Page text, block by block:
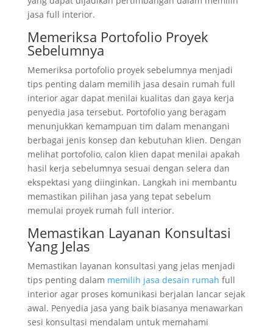
jasa full interior.
Memeriksa Portofolio Proyek
Sebelumnya
Memeriksa portofolio proyek sebelumnya menjadi
tips penting dalam memilih jasa desain rumah full
interior agar dapat menilai kualitas dan gaya kerja
penyedia jasa tersebut. Portofolio yang beragam
menunjukkan kemampuan tim dalam menangani
berbagai jenis konsep dan kebutuhan klien. Dengan
melihat portofolio, calon klien dapat menilai apakah
hasil kerja sebelumnya sesuai dengan selera dan
ekspektasi yang diinginkan. Langkah ini membantu
memastikan pilihan jasa yang tepat sebelum
memulai proyek rumah full interior.
Memastikan Layanan Konsultasi
Yang Jelas
Memastikan layanan konsultasi yang jelas menjadi
tips penting dalam memilih jasa desain rumah full
interior agar proses komunikasi berjalan lancar sejak
awal. Penyedia jasa yang baik biasanya menawarkan
sesi konsultasi mendalam untuk memahami